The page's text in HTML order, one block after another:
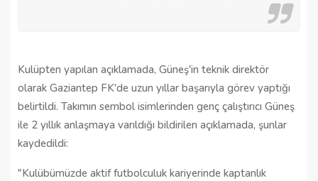
Kulüpten yapılan açıklamada, Güneş'in teknik direktör
olarak Gaziantep FK'de uzun yıllar başarıyla görev yaptığı
belirtildi. Takımın sembol isimlerinden genç çalıştırıcı Güneş
ile 2 yıllık anlaşmaya varıldığı bildirilen açıklamada, şunlar
kaydedildi:
"Kulübümüzde aktif futbolculuk kariyerinde kaptanlık